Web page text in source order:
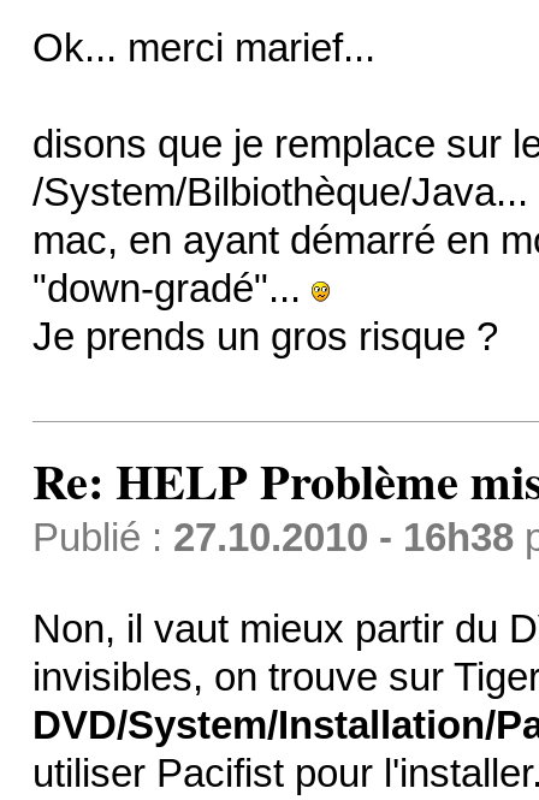
Ok... merci marief...
disons que je remplace sur
/System/Bilbiothèque/
mac, en ayant démarré en
"down-gradé"...
Je prends un gros risque ?
Re: HELP Problème
Publié : 27.10.2010 - 16h38
Non, il vaut mieux partir du
invisibles, on trouve sur
DVD/System/Installation/
utiliser Pacifist pour